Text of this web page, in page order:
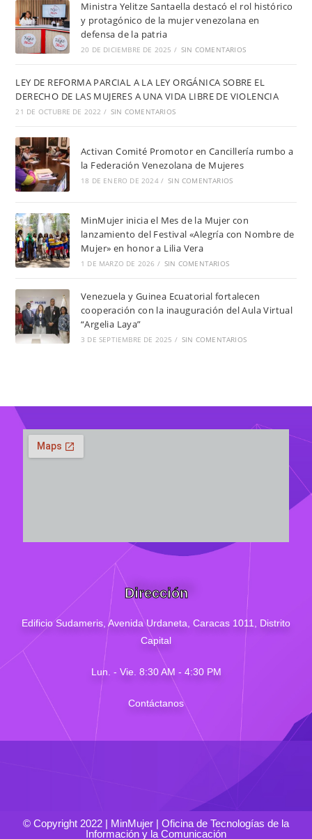
Ministra Yelitze Santaella destacó el rol histórico
y protagónico de la mujer venezolana en
defensa de la patria
20 DE DICIEMBRE DE 2025 / SIN COMENTARIOS
LEY DE REFORMA PARCIAL A LA LEY ORGÁNICA SOBRE EL
DERECHO DE LAS MUJERES A UNA VIDA LIBRE DE VIOLENCIA
21 DE OCTUBRE DE 2022 / SIN COMENTARIOS
Activan Comité Promotor en Cancillería rumbo a
la Federación Venezolana de Mujeres
18 DE ENERO DE 2024 / SIN COMENTARIOS
MinMujer inicia el Mes de la Mujer con
lanzamiento del Festival «Alegría con Nombre de
Mujer» en honor a Lilia Vera
1 DE MARZO DE 2026 / SIN COMENTARIOS
Venezuela y Guinea Ecuatorial fortalecen
cooperación con la inauguración del Aula Virtual
“Argelia Laya”
3 DE SEPTIEMBRE DE 2025 / SIN COMENTARIOS
Dirección
Edificio Sudameris, Avenida Urdaneta, Caracas 1011, Distrito
Capital
Lun. - Vie. 8:30 AM - 4:30 PM
Contáctanos
© Copyright 2022 | MinMujer | Oficina de Tecnologías de la
Información y la Comunicación